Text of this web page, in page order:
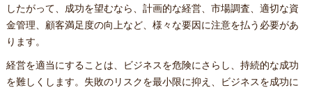
したがって、成功を望むなら、計画的な経営、市場調査、適切な資
金管理、顧客満足度の向上など、様々な要因に注意を払う必要があ
ります。
経営を適当にすることは、ビジネスを危険にさらし、持続的な成功
を難しくします。失敗のリスクを最小限に抑え、ビジネスを成功に